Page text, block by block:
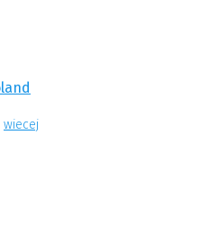
wiecej